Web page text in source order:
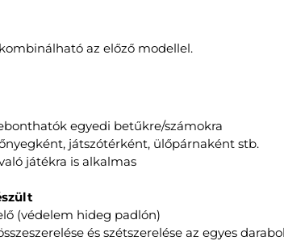
az előző modellel.
egyedi betűkre/számokra
játszótérként, ülőpárnaként stb.
játékra is alkalmas
(védelem hideg padlón)
és szétszerelése az egyes